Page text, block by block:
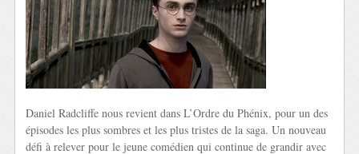
Daniel Radcliffe nous revient dans L’Ordre du Phénix, pour un des
épisodes les plus sombres et les plus tristes de la saga. Un nouveau
défi à relever pour le jeune comédien qui continue de grandir avec